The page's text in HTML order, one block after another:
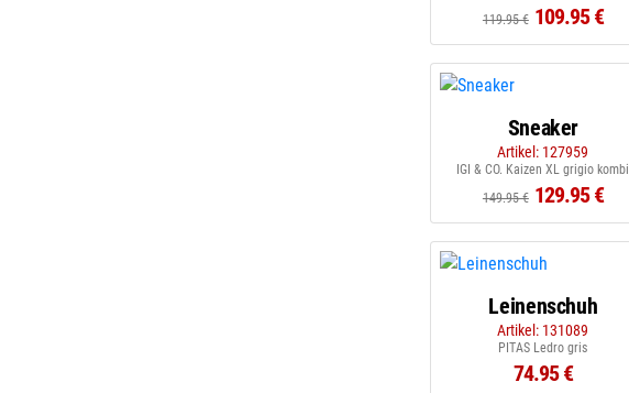
119.95 € 109.95 €
Sneaker
Artikel: 127959
IGI & CO. Kaizen XL grigio kombi
149.95 € 129.95 €
Leinenschuh
Artikel: 131089
PITAS Ledro gris
74.95 €